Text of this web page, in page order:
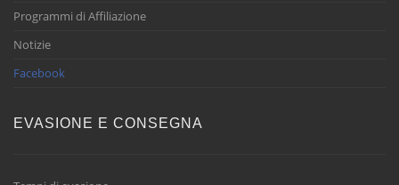
Programmi di Affiliazione
Notizie
Facebook
EVASIONE E CONSEGNA